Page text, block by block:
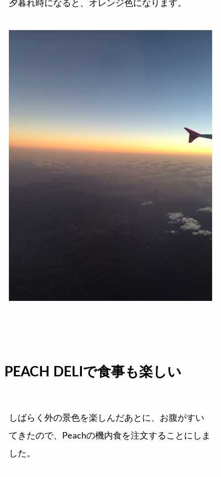
夕暮れ時になると、オレンジ色になります。
PEACH DELIで食事も楽しい
しばらく外の景色を楽しんだあとに、お腹がすい
てきたので、Peachの機内食を注文することにしま
した。